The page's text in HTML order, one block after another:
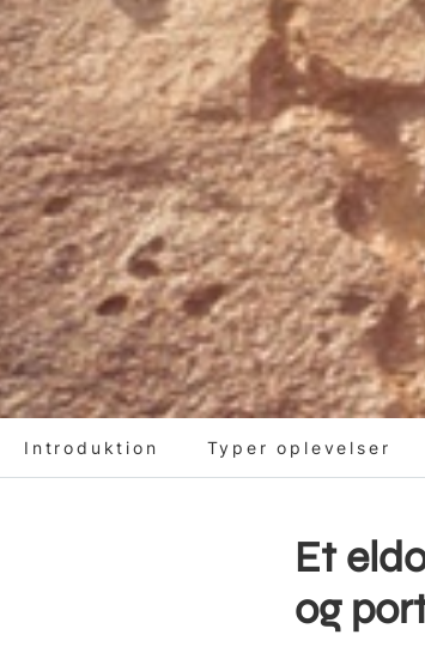
Introduktion Typer oplevelser
Et
og